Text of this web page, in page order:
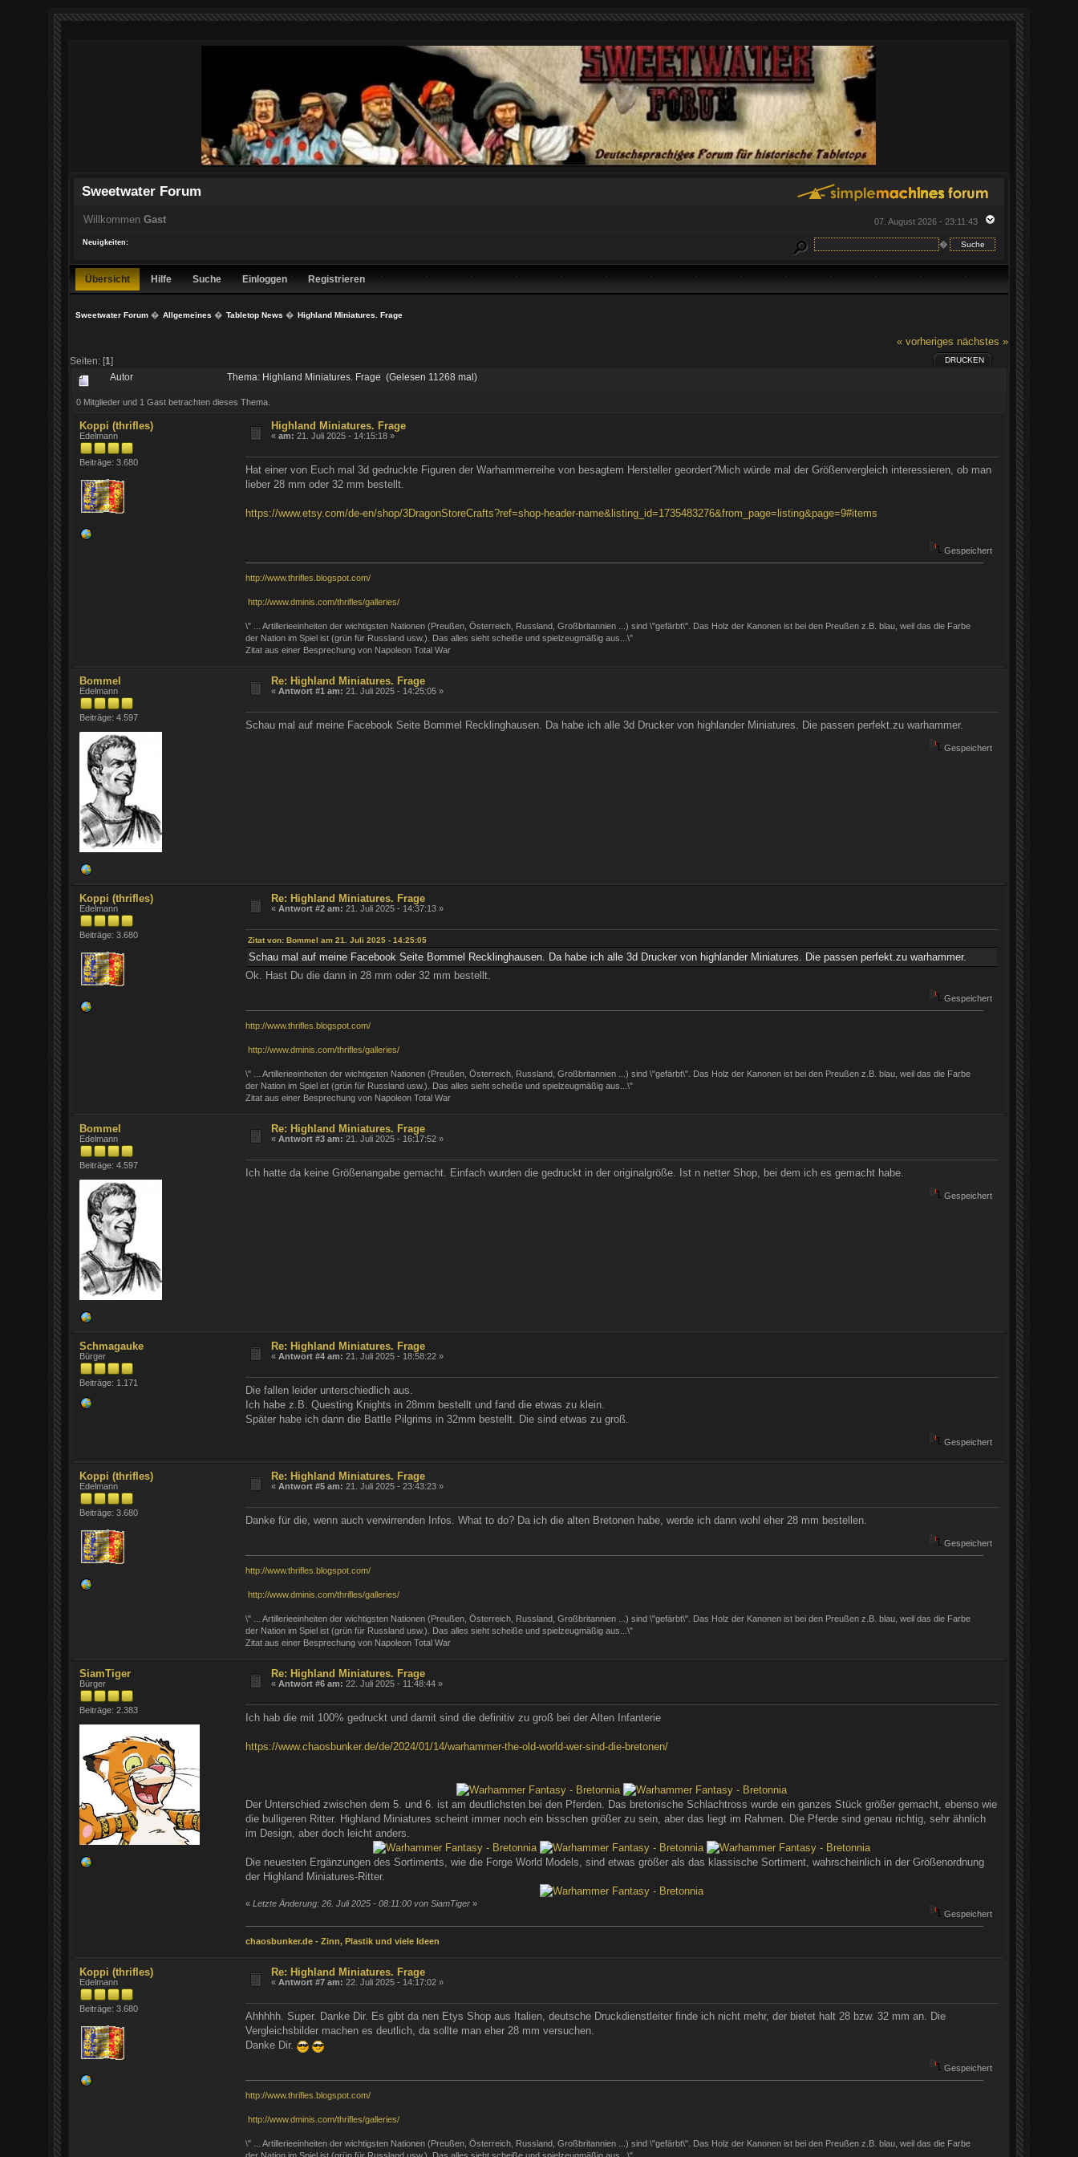
Sweetwater Forum
07. August 2026 - 23:11:43
Willkommen Gast
�
Neuigkeiten:
Übersicht Hilfe Suche Einloggen Registrieren
Sweetwater Forum� Allgemeines � Tabletop News � Highland Miniatures. Frage
« vorheriges nächstes »
Seiten: [1] DRUCKEN
Autor Thema: Highland Miniatures. Frage (Gelesen 11268 mal)
0 Mitglieder und 1 Gast betrachten dieses Thema.
Koppi (thrifles)
Edelmann
Beiträge: 3.680
Highland Miniatures. Frage
«am: 21. Juli 2025 - 14:15:18 »
Hat einer von Euch mal 3d gedruckte Figuren der Warhammerreihe von besagtem Hersteller geordert?Mich würde mal der Größenvergleich interessieren, ob man
lieber 28 mm oder 32 mm bestellt.
https://www.etsy.com/de-en/shop/3DragonStoreCrafts?ref=shop-header-name&listing_id=1735483276&from_page=listing&page=9#items
Gespeichert
http://www.thrifles.blogspot.com/
http://www.dminis.com/thrifles/galleries/
\" ... Artillerieeinheiten der wichtigsten Nationen (Preußen, Österreich, Russland, Großbritannien ...) sind \"gefärbt\". Das Holz der Kanonen ist bei den Preußen z.B. blau, weil das die Farbe
der Nation im Spiel ist (grün für Russland usw.). Das alles sieht scheiße und spielzeugmäßig aus...\"
Zitat aus einer Besprechung von Napoleon Total War
Bommel
Edelmann
Beiträge: 4.597
Re: Highland Miniatures. Frage
«Antwort #1 am: 21. Juli 2025 - 14:25:05 »
Schau mal auf meine Facebook Seite Bommel Recklinghausen. Da habe ich alle 3d Drucker von highlander Miniatures. Die passen perfekt.zu warhammer.
Gespeichert
Koppi (thrifles)
Edelmann
Beiträge: 3.680
Re: Highland Miniatures. Frage
«Antwort #2 am: 21. Juli 2025 - 14:37:13 »
Zitat von: Bommel am 21. Juli 2025 - 14:25:05
Schau mal auf meine Facebook Seite Bommel Recklinghausen. Da habe ich alle 3d Drucker von highlander Miniatures. Die passen perfekt.zu warhammer.
Ok. Hast Du die dann in 28 mm oder 32 mm bestellt.
Gespeichert
http://www.thrifles.blogspot.com/
http://www.dminis.com/thrifles/galleries/
\" ... Artillerieeinheiten der wichtigsten Nationen (Preußen, Österreich, Russland, Großbritannien ...) sind \"gefärbt\". Das Holz der Kanonen ist bei den Preußen z.B. blau, weil das die Farbe
der Nation im Spiel ist (grün für Russland usw.). Das alles sieht scheiße und spielzeugmäßig aus...\"
Zitat aus einer Besprechung von Napoleon Total War
Bommel
Edelmann
Beiträge: 4.597
Re: Highland Miniatures. Frage
«Antwort #3 am: 21. Juli 2025 - 16:17:52 »
Ich hatte da keine Größenangabe gemacht. Einfach wurden die gedruckt in der originalgröße. Ist n netter Shop, bei dem ich es gemacht habe.
Gespeichert
Schmagauke
Bürger
Beiträge: 1.171
Re: Highland Miniatures. Frage
«Antwort #4 am: 21. Juli 2025 - 18:58:22 »
Die fallen leider unterschiedlich aus.
Ich habe z.B. Questing Knights in 28mm bestellt und fand die etwas zu klein.
Später habe ich dann die Battle Pilgrims in 32mm bestellt. Die sind etwas zu groß.
Gespeichert
Koppi (thrifles)
Edelmann
Beiträge: 3.680
Re: Highland Miniatures. Frage
«Antwort #5 am: 21. Juli 2025 - 23:43:23 »
Danke für die, wenn auch verwirrenden Infos. What to do? Da ich die alten Bretonen habe, werde ich dann wohl eher 28 mm bestellen.
Gespeichert
http://www.thrifles.blogspot.com/
http://www.dminis.com/thrifles/galleries/
\" ... Artillerieeinheiten der wichtigsten Nationen (Preußen, Österreich, Russland, Großbritannien ...) sind \"gefärbt\". Das Holz der Kanonen ist bei den Preußen z.B. blau, weil das die Farbe
der Nation im Spiel ist (grün für Russland usw.). Das alles sieht scheiße und spielzeugmäßig aus...\"
Zitat aus einer Besprechung von Napoleon Total War
SiamTiger
Bürger
Beiträge: 2.383
Re: Highland Miniatures. Frage
«Antwort #6 am: 22. Juli 2025 - 11:48:44 »
Ich hab die mit 100% gedruckt und damit sind die definitiv zu groß bei der Alten Infanterie
https://www.chaosbunker.de/de/2024/01/14/warhammer-the-old-world-wer-sind-die-bretonen/
Der Unterschied zwischen dem 5. und 6. ist am deutlichsten bei den Pferden. Das bretonische Schlachtross wurde ein ganzes Stück größer gemacht, ebenso wie
die bulligeren Ritter. Highland Miniatures scheint immer noch ein bisschen größer zu sein, aber das liegt im Rahmen. Die Pferde sind genau richtig, sehr ähnlich
im Design, aber doch leicht anders.
Die neuesten Ergänzungen des Sortiments, wie die Forge World Models, sind etwas größer als das klassische Sortiment, wahrscheinlich in der Größenordnung
der Highland Miniatures-Ritter.
« Letzte Änderung: 26. Juli 2025 - 08:11:00 von SiamTiger»
Gespeichert
chaosbunker.de - Zinn, Plastik und viele Ideen
Koppi (thrifles)
Edelmann
Beiträge: 3.680
Re: Highland Miniatures. Frage
«Antwort #7 am: 22. Juli 2025 - 14:17:02 »
Ahhhhh. Super. Danke Dir. Es gibt da nen Etys Shop aus Italien, deutsche Druckdienstleiter finde ich nicht mehr, der bietet halt 28 bzw. 32 mm an. Die
Vergleichsbilder machen es deutlich, da sollte man eher 28 mm versuchen.
Danke Dir.
Gespeichert
http://www.thrifles.blogspot.com/
http://www.dminis.com/thrifles/galleries/
\" ... Artillerieeinheiten der wichtigsten Nationen (Preußen, Österreich, Russland, Großbritannien ...) sind \"gefärbt\". Das Holz der Kanonen ist bei den Preußen z.B. blau, weil das die Farbe